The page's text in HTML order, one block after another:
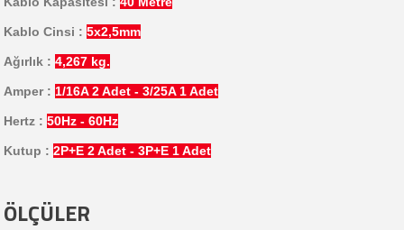
Kablo Cinsi : 5x2,5mm
Ağırlık : 4,267 kg.
Amper : 1/16A 2 Adet - 3/25A 1 Adet
Hertz : 50Hz - 60Hz
Kutup : 2P+E 2 Adet - 3P+E 1 Adet
ÖLÇÜLER